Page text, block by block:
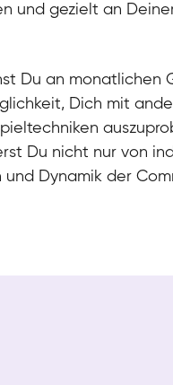
und gezielt an
Du an monatlichen
Dich mit
Du nicht nur von
Dynamik der